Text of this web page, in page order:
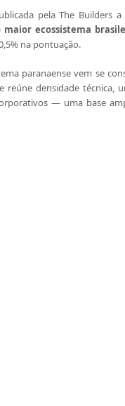
pela The Builders
ecossistema
na pontuação.
paranaense vem se
densidade técnica,
— uma base